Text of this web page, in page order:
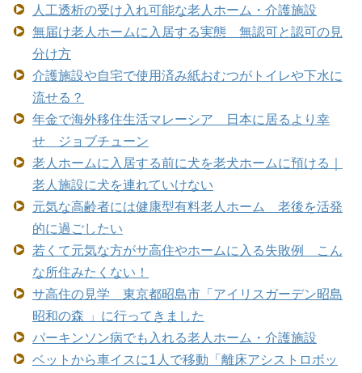
人工透析の受け入れ可能な老人ホーム・介護施設
無届け老人ホームに入居する実態 無認可と認可の見
分け方
介護施設や自宅で使用済み紙おむつがトイレや下水に
流せる？
年金で海外移住生活マレーシア 日本に居るより幸
せ ジョブチューン
老人ホームに入居する前に犬を老犬ホームに預ける｜
老人施設に犬を連れていけない
元気な高齢者には健康型有料老人ホーム 老後を活発
的に過ごしたい
若くて元気な方がサ高住やホームに入る失敗例 こん
な所住みたくない！
サ高住の見学 東京都昭島市「アイリスガーデン昭島
昭和の森 」に行ってきました
パーキンソン病でも入れる老人ホーム・介護施設
ベットから車イスに1人で移動「離床アシストロボッ